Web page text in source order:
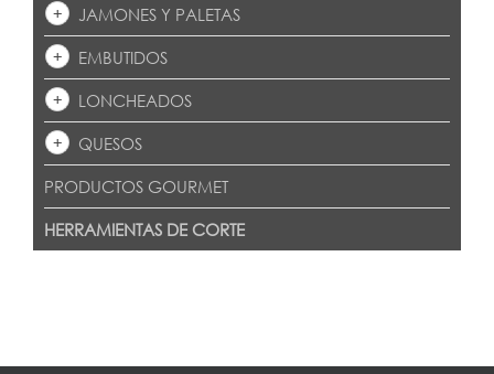
JAMONES Y PALETAS
EMBUTIDOS
LONCHEADOS
QUESOS
PRODUCTOS GOURMET
HERRAMIENTAS DE CORTE